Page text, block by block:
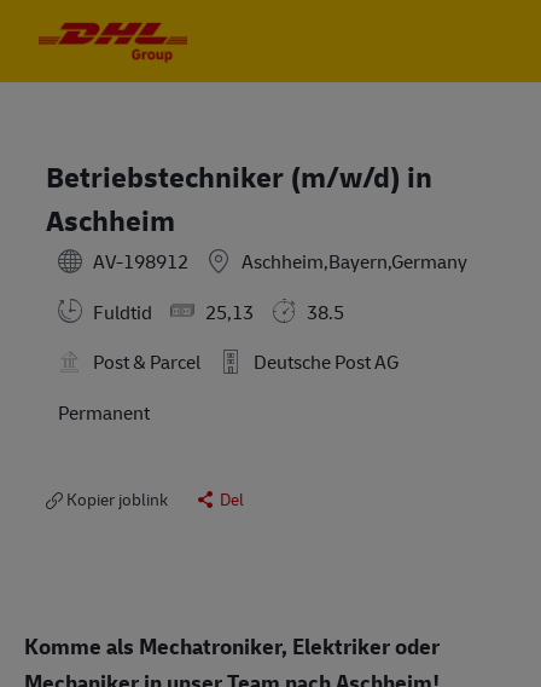
Betriebstechniker (m/w/d) in
Aschheim
AV-198912
Aschheim,Bayern,Germany
Fuldtid
25,13
38.5
Post & Parcel
Deutsche Post AG
Permanent
Kopier joblink Del
Komme als Mechatroniker, Elektriker oder